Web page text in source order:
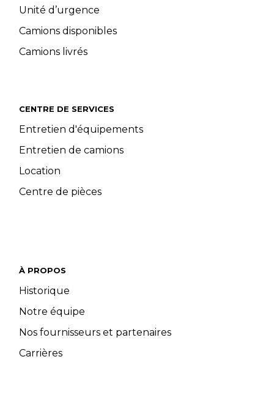
Unité d’urgence
Camions disponibles
Camions livrés
CENTRE DE SERVICES
Entretien d'équipements
Entretien de camions
Location
Centre de pièces
À PROPOS
Historique
Notre équipe
Nos fournisseurs et partenaires
Carrières